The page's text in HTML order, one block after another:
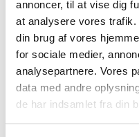
annoncer, til at vise dig
at analysere vores
din brug af vores
for sociale medier,
analysepartnere. Vores
data med andre
de har indsamlet fra din
vedtægterne,
sin midte, forklarer
- Jeg vil gerne byde
som ny
samarbejdet. Samtidig
gensyn og fremtidigt